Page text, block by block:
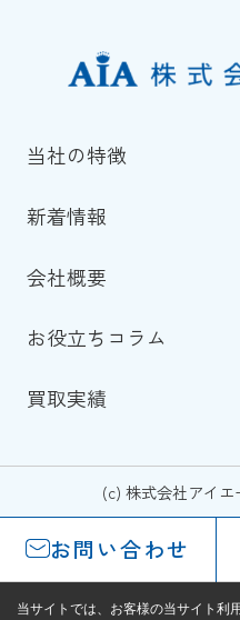
当社の特徴
新着情報
会社概要
お役立ちコラム
買取実績
(c) 株式会社アイ
お問い合わせ
当サイトでは、お客様の当サイト利